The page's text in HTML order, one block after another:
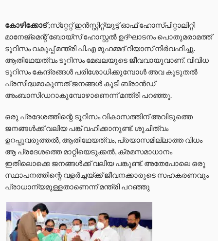
കോഴിക്കോട്;സ്‌റ്റേറ്റ് ഇന്‍സ്റ്റിറ്റ്യൂട്ട് ഓഫ് ഹോസ്പിറ്റാലിറ്റി
മാനേജ്‌മെന്റ് ബോയ്‌സ് ഹോസ്റ്റല്‍ ഉദ്ഘാടനം പൊതുമരാമത്ത്
ടൂറിസം വകുപ്പ് മന്ത്രി പി.എ മുഹമ്മദ് റിയാസ് നിര്‍വഹിച്ചു.
ആതിഥേയത്വം ടൂറിസം മേഖലയുടെ ജീവവായുവാണ്. വിവിധ
ടൂറിസം കേന്ദ്രങ്ങള്‍ പരിശോധിക്കുമ്പോള്‍ അവ കൂടുതല്‍
പ്രസിദ്ധമാകുന്നത് ജനങ്ങള്‍ കൂടി ബ്രാന്‍ഡ്
അംബാസിഡറാകുമ്പോഴാണെന്ന് മന്ത്രി പറഞ്ഞു.
ഒരു പ്രദേശത്തിന്റെ ടൂറിസം വികാസത്തിന് അവിടുത്തെ
ജനങ്ങള്‍ക്ക് വലിയ പങ്ക് വഹിക്കാനുണ്ട്. ശുചിത്വം
ഉറപ്പുവരുത്തല്‍, ആതിഥേയത്വം, പ്രയാസമില്ലാത്ത വിധം
ആ പ്രദേശത്തെ മാറ്റിയെടുക്കല്‍, ക്രമസമാധാനം
ഇതിലൊക്കെ ജനങ്ങള്‍ക്ക് വലിയ പങ്കുണ്ട്. അതേപോലെ ഒരു
സ്ഥാപനത്തിന്റെ വളര്‍ച്ചയ്ക്ക് ജീവനക്കാരുടെ സഹകരണവും
പ്രാധാന്യമുള്ളതാണെന്ന് മന്ത്രി പറഞ്ഞു